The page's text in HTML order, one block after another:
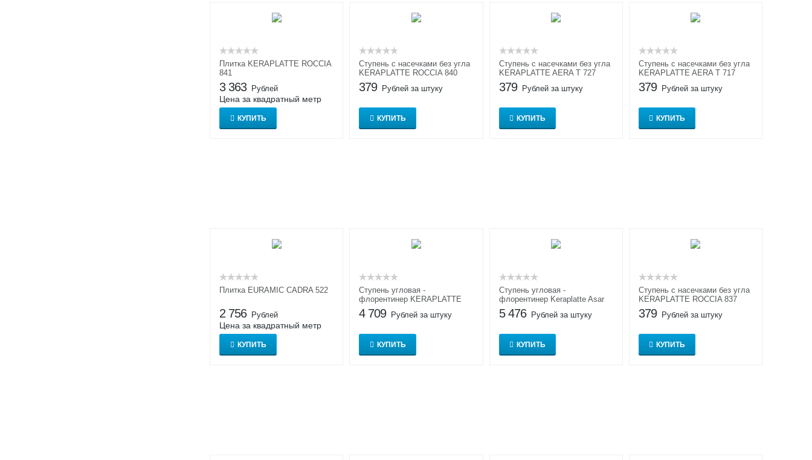
Плитка KERAPLATTE ROCCIA
841
3 363 Рублей
Цена за квадратный метр
КУПИТЬ
Ступень с насечками без угла
KERAPLATTE ROCCIA 840
379 Рублей за штуку
КУПИТЬ
Cтупень с насечками без угла
KERAPLATTE AERA T 727
379 Рублей за штуку
КУПИТЬ
Cтупень с насечками без угла
KERAPLATTE AERA T 717
379 Рублей за штуку
КУПИТЬ
Плитка EURAMIC CADRA 522
2 756 Рублей
Цена за квадратный метр
КУПИТЬ
Ступень угловая -
флорентинер KERAPLATTE
ROCCIA 833
4 709 Рублей за штуку
КУПИТЬ
Ступень угловая -
флорентинер Keraplatte Asar
640
5 476 Рублей за штуку
КУПИТЬ
Ступень с насечками без угла
KERAPLATTE ROCCIA 837
379 Рублей за штуку
КУПИТЬ